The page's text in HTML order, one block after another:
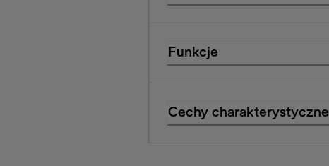
Funkcje
Cechy charakterystyczne